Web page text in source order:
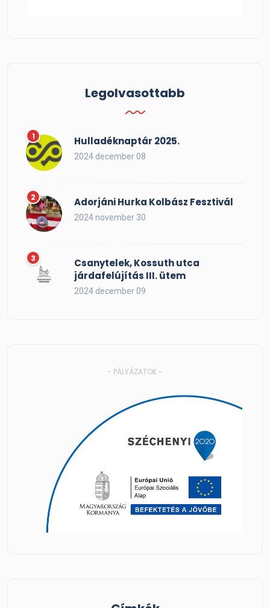
Legolvasottabb
Hulladéknaptár 2025.
2024 december 08
Adorjáni Hurka Kolbász Fesztivál
2024 november 30
Csanytelek, Kossuth utca
járdafelújítás III. ütem
2024 december 09
- PÁLYÁZATOK -